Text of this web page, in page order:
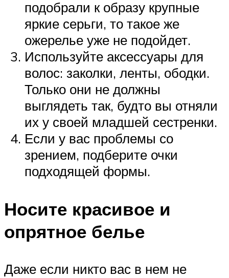
подобрали к образу крупные
яркие серьги, то такое же
ожерелье уже не подойдет.
Используйте аксессуары для
волос: заколки, ленты, ободки.
Только они не должны
выглядеть так, будто вы отняли
их у своей младшей сестренки.
Если у вас проблемы со
зрением, подберите очки
подходящей формы.
Носите красивое и
опрятное белье
Даже если никто вас в нем не